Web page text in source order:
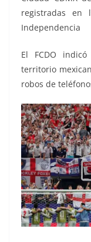
registradas en
Independencia
El FCDO
territorio
robos de